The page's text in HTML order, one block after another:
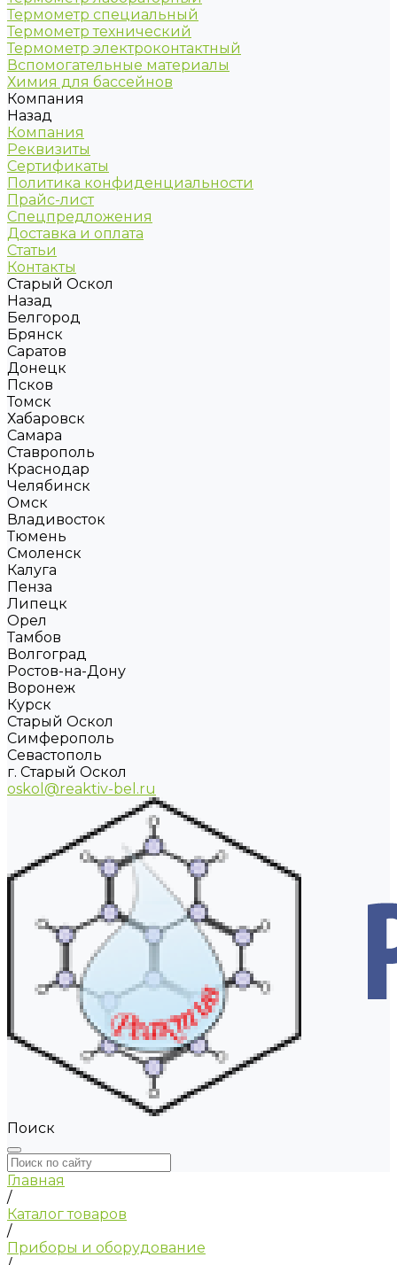
Термометр специальный
Термометр технический
Термометр электроконтактный
Вспомогательные материалы
Химия для бассейнов
Компания
Назад
Компания
Реквизиты
Сертификаты
Политика конфиденциальности
Прайс-лист
Спецпредложения
Доставка и оплата
Статьи
Контакты
Старый Оскол
Назад
Белгород
Брянск
Саратов
Донецк
Псков
Томск
Хабаровск
Самара
Ставрополь
Краснодар
Челябинск
Омск
Владивосток
Тюмень
Смоленск
Калуга
Пенза
Липецк
Орел
Тамбов
Волгоград
Ростов-на-Дону
Воронеж
Курск
Старый Оскол
Симферополь
Севастополь
г. Старый Оскол
oskol@reaktiv-bel.ru
Поиск
Главная
/
Каталог товаров
/
Приборы и оборудование